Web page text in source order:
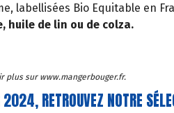
labellisées Bio Equitable en
huile de lin ou de colza.
plus sur www.mangerbouger.fr.
RETROUVEZ NOTRE